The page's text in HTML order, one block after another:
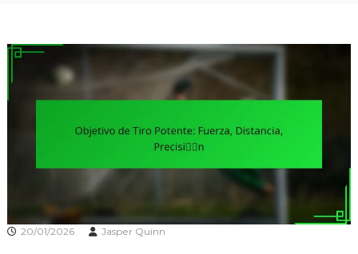
20/01/2026 Jasper Quinn